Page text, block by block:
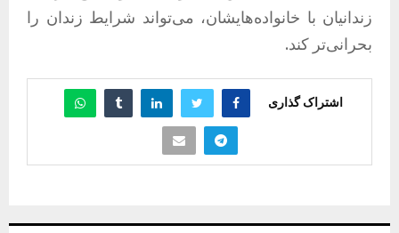
زندانیان با خانواده‌هایشان، می‌تواند شرایط زندان را
بحرانی‌تر کند.
اشتراک گذاری